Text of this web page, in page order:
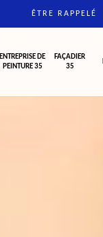
ÊTRE RAPPELÉ
ENTREPRISE DE
PEINTURE 35
FAÇADIER
35